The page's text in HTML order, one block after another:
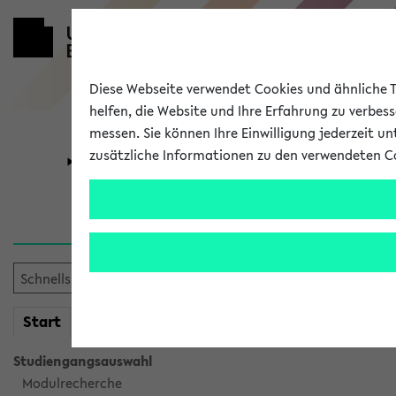
Universität Forschung
Start
Studiengangsauswahl
Modulrecherche
Verlauf
Diese Webseite verwendet Cookies und
helfen, die Website und Ihre Erfahrung zu
messen. Sie können Ihre Einwilligung jederzeit
zusätzliche Informationen zu den verwendeten